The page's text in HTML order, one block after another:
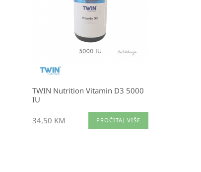
TWIN Nutrition Vitamin D3 5000
IU
34,50 KM PROČITAJ VIŠE